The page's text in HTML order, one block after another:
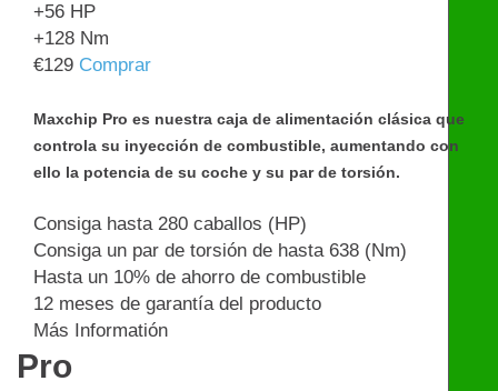
+56 HP
+128 Nm
€129 Comprar
Maxchip Pro es nuestra caja de alimentación clásica que
controla su inyección de combustible, aumentando con
ello la potencia de su coche y su par de torsión.
Consiga hasta 280 caballos (HP)
Consiga un par de torsión de hasta 638 (Nm)
Hasta un 10% de ahorro de combustible
12 meses de garantía del producto
Más Informatión
Pro